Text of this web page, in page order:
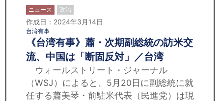
ニュース 政治
作成日：2024年3月14日
台湾有事
《台湾有事》蕭・次期副総統の訪米交
流、中国は「断固反対」／台湾
ウォールストリート・ジャーナル
（WSJ）によると、5月20日に副総統に就
任する蕭美琴・前駐米代表（民進党）は現